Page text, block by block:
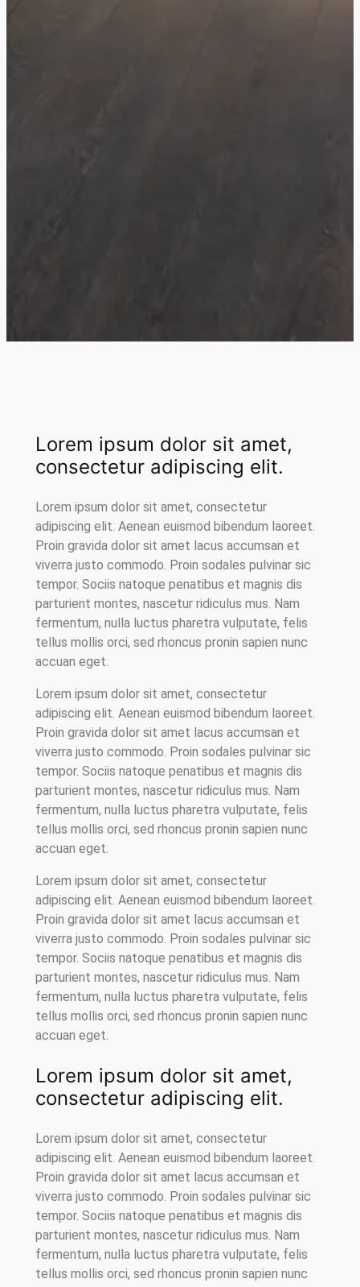
Lorem ipsum dolor sit amet,
consectetur adipiscing elit.
Lorem ipsum dolor sit amet, consectetur
adipiscing elit. Aenean euismod bibendum laoreet.
Proin gravida dolor sit amet lacus accumsan et
viverra justo commodo. Proin sodales pulvinar sic
tempor. Sociis natoque penatibus et magnis dis
parturient montes, nascetur ridiculus mus. Nam
fermentum, nulla luctus pharetra vulputate, felis
tellus mollis orci, sed rhoncus pronin sapien nunc
accuan eget.
Lorem ipsum dolor sit amet, consectetur
adipiscing elit. Aenean euismod bibendum laoreet.
Proin gravida dolor sit amet lacus accumsan et
viverra justo commodo. Proin sodales pulvinar sic
tempor. Sociis natoque penatibus et magnis dis
parturient montes, nascetur ridiculus mus. Nam
fermentum, nulla luctus pharetra vulputate, felis
tellus mollis orci, sed rhoncus pronin sapien nunc
accuan eget.
Lorem ipsum dolor sit amet, consectetur
adipiscing elit. Aenean euismod bibendum laoreet.
Proin gravida dolor sit amet lacus accumsan et
viverra justo commodo. Proin sodales pulvinar sic
tempor. Sociis natoque penatibus et magnis dis
parturient montes, nascetur ridiculus mus. Nam
fermentum, nulla luctus pharetra vulputate, felis
tellus mollis orci, sed rhoncus pronin sapien nunc
accuan eget.
Lorem ipsum dolor sit amet,
consectetur adipiscing elit.
Lorem ipsum dolor sit amet, consectetur
adipiscing elit. Aenean euismod bibendum laoreet.
Proin gravida dolor sit amet lacus accumsan et
viverra justo commodo. Proin sodales pulvinar sic
tempor. Sociis natoque penatibus et magnis dis
parturient montes, nascetur ridiculus mus. Nam
fermentum, nulla luctus pharetra vulputate, felis
tellus mollis orci, sed rhoncus pronin sapien nunc